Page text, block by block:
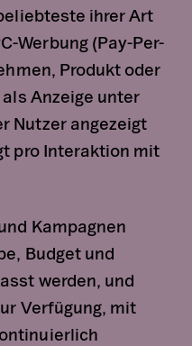
ihrer Art
Werbung (Pay-Per-
Produkt oder
Anzeige unter
Nutzer angezeigt
pro Interaktion mit
Kampagnen
Budget und
werden, und
Verfügung, mit